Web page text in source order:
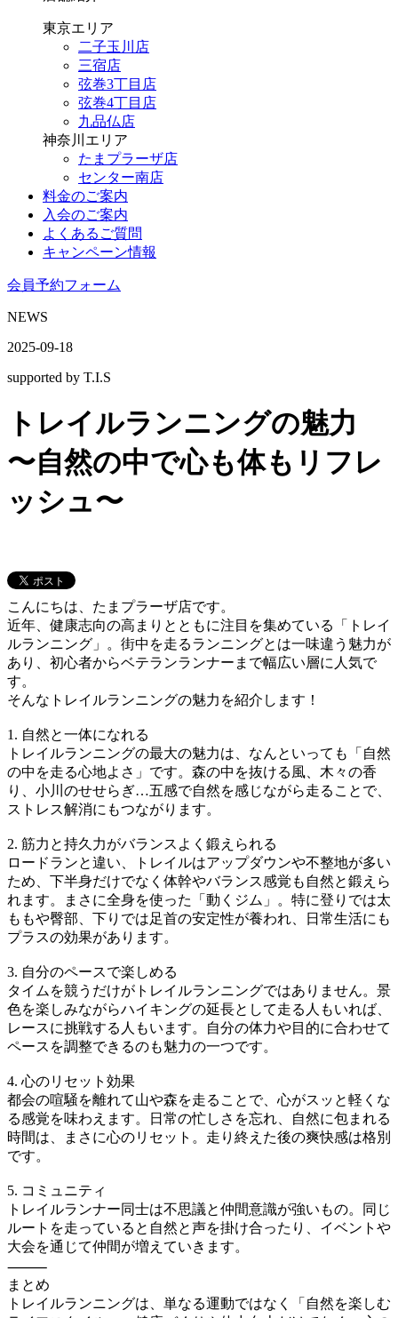
東京エリア
二子玉川店
三宿店
弦巻3丁目店
弦巻4丁目店
九品仏店
神奈川エリア
たまプラーザ店
センター南店
料金のご案内
入会のご案内
よくあるご質問
キャンペーン情報
会員予約フォーム
NEWS
2025-09-18
supported by T.I.S
トレイルランニングの魅力
〜自然の中で心も体もリフレ
ッシュ〜
こんにちは、たまプラーザ店です。
近年、健康志向の高まりとともに注目を集めている「トレイ
ルランニング」。街中を走るランニングとは一味違う魅力が
あり、初心者からベテランランナーまで幅広い層に人気で
す。
そんなトレイルランニングの魅力を紹介します！
1. 自然と一体になれる
トレイルランニングの最大の魅力は、なんといっても「自然
の中を走る心地よさ」です。森の中を抜ける風、木々の香
り、小川のせせらぎ…五感で自然を感じながら走ることで、
ストレス解消にもつながります。
2. 筋力と持久力がバランスよく鍛えられる
ロードランと違い、トレイルはアップダウンや不整地が多い
ため、下半身だけでなく体幹やバランス感覚も自然と鍛えら
れます。まさに全身を使った「動くジム」。特に登りでは太
ももや臀部、下りでは足首の安定性が養われ、日常生活にも
プラスの効果があります。
3. 自分のペースで楽しめる
タイムを競うだけがトレイルランニングではありません。景
色を楽しみながらハイキングの延長として走る人もいれば、
レースに挑戦する人もいます。自分の体力や目的に合わせて
ペースを調整できるのも魅力の一つです。
4. 心のリセット効果
都会の喧騒を離れて山や森を走ることで、心がスッと軽くな
る感覚を味わえます。日常の忙しさを忘れ、自然に包まれる
時間は、まさに心のリセット。走り終えた後の爽快感は格別
です。
5. コミュニティ
トレイルランナー同士は不思議と仲間意識が強いもの。同じ
ルートを走っていると自然と声を掛け合ったり、イベントや
大会を通じて仲間が増えていきます。
⸻
まとめ
トレイルランニングは、単なる運動ではなく「自然を楽しむ